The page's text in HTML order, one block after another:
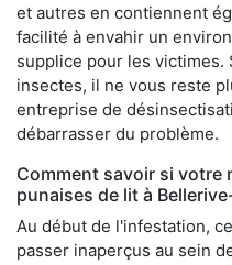
et autres en contiennent
facilité à envahir un
supplice pour les victimes.
insectes, il ne vous reste
entreprise de
débarrasser du problème.
Comment savoir si votre
punaises de lit à
Au début de l'infestation,
passer inaperçus au sein